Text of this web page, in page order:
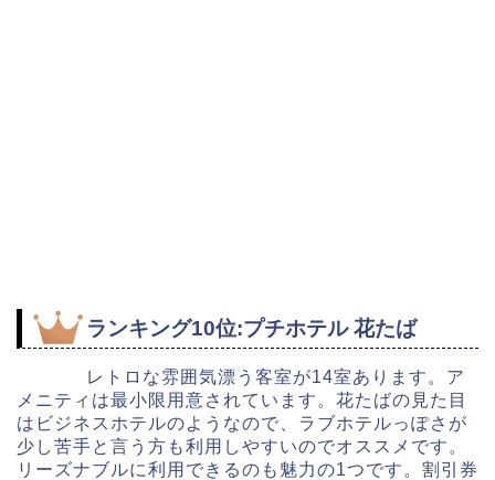
ランキング10位:プチホテル 花たば
レトロな雰囲気漂う客室が14室あります。ア
メニティは最小限用意されています。花たばの見た目
はビジネスホテルのようなので、ラブホテルっぽさが
少し苦手と言う方も利用しやすいのでオススメです。
リーズナブルに利用できるのも魅力の1つです。割引券